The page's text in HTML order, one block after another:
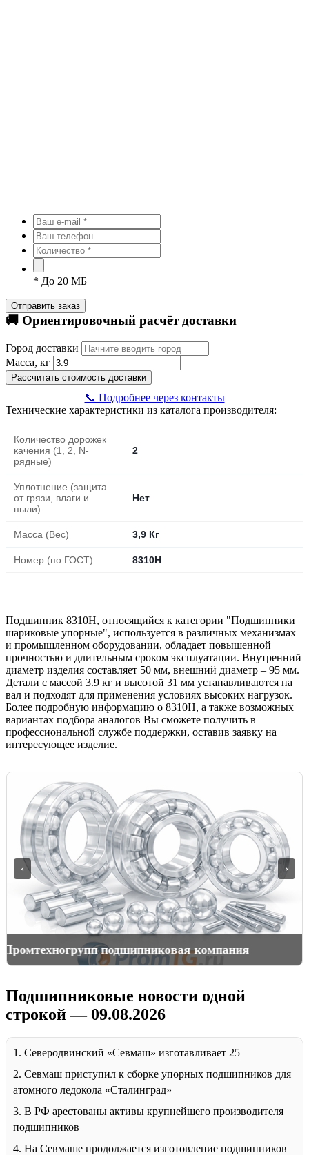
* До 20 МБ
Отправить заказ
🚚 Ориентировочный расчёт доставки
Город доставки
Масса, кг
Рассчитать стоимость доставки
📞 Подробнее через контакты
Технические характеристики из каталога производителя:
Количество дорожек
качения (1, 2, N-
рядные)
2
Уплотнение (защита
от грязи, влаги и
пыли)
Нет
Масса (Вес) 3,9 Кг
Номер (по ГОСТ) 8310Н
Подшипник 8310Н, относящийся к категории "Подшипники
шариковые упорные", используется в различных механизмах
и промышленном оборудовании, обладает повышенной
прочностью и длительным сроком эксплуатации. Внутренний
диаметр изделия составляет 50 мм, внешний диаметр – 95 мм.
Детали с массой 3.9 кг и высотой 31 мм устанавливаются на
вал и подходят для применения условиях высоких нагрузок.
Более подробную информацию о 8310Н, а также возможных
вариантах подбора аналогов Вы сможете получить в
профессиональной службе поддержки, оставив заявку на
интересующее изделие.
для горной спецтехники
‹ ›
Подшипниковые новости одной
строкой — 09.08.2026
1. Северодвинский «Севмаш» изготавливает 25
2. Севмаш приступил к сборке упорных подшипников для
атомного ледокола «Сталинград»
3. В РФ арестованы активы крупнейшего производителя
подшипников
4. На Севмаше продолжается изготовление подшипников